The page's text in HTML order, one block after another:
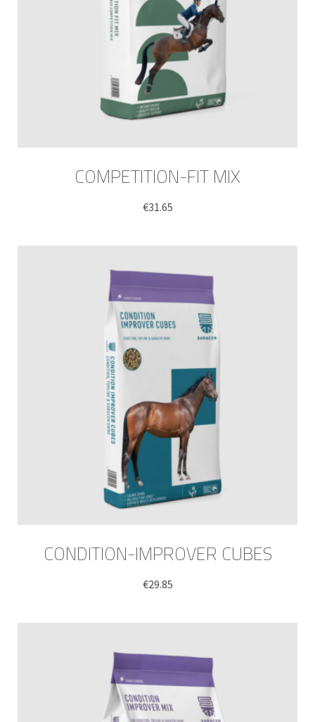
COMPETITION-FIT MIX
€31.65
CONDITION-IMPROVER CUBES
€29.85